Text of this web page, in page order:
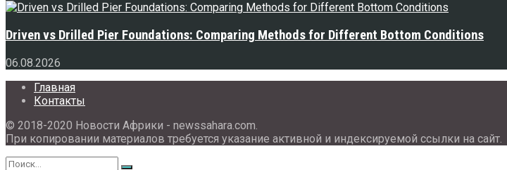
Driven vs Drilled Pier Foundations: Comparing Methods for Different Bottom Conditions
06.08.2026
Главная
Контакты
© 2018-2020 Новости Африки - newssahara.com.
При копировании материалов требуется указание активной и индексируемой ссылки на сайт.